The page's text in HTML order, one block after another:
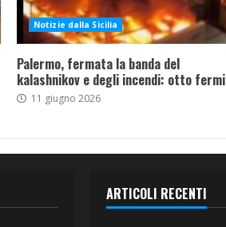
Notizie dalla Sicilia
Palermo, fermata la banda del
kalashnikov e degli incendi: otto fermi
11 giugno 2026
ARTICOLI RECENTI